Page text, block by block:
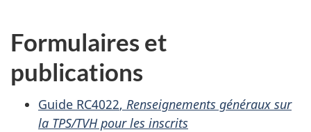
Formulaires et
publications
Guide RC4022, Renseignements généraux sur
la TPS/TVH pour les inscrits